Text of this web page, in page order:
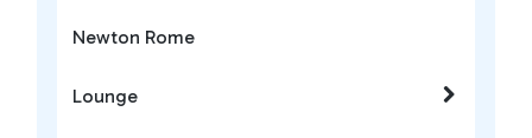
Newton Rome
Lounge